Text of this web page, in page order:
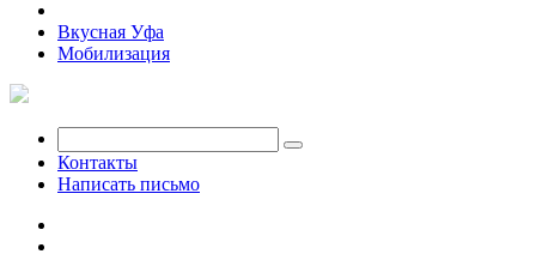
Вкусная Уфа
Мобилизация
Контакты
Написать письмо